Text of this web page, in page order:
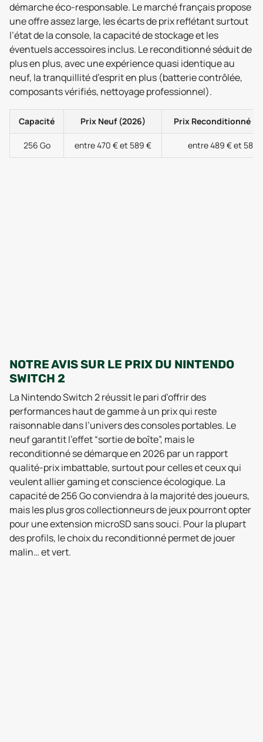
démarche éco-responsable. Le marché français propose
une offre assez large, les écarts de prix reflétant surtout
l’état de la console, la capacité de stockage et les
éventuels accessoires inclus. Le reconditionné séduit de
plus en plus, avec une expérience quasi identique au
neuf, la tranquillité d’esprit en plus (batterie contrôlée,
composants vérifiés, nettoyage professionnel).
Capacité Prix Neuf (2026) Prix Reconditionné
256 Go entre 470 € et 589 € entre 489 € et 589
NOTRE AVIS SUR LE PRIX DU NINTENDO
SWITCH 2
La Nintendo Switch 2 réussit le pari d’offrir des
performances haut de gamme à un prix qui reste
raisonnable dans l’univers des consoles portables. Le
neuf garantit l’effet “sortie de boîte”, mais le
reconditionné se démarque en 2026 par un rapport
qualité-prix imbattable, surtout pour celles et ceux qui
veulent allier gaming et conscience écologique. La
capacité de 256 Go conviendra à la majorité des joueurs,
mais les plus gros collectionneurs de jeux pourront opter
pour une extension microSD sans souci. Pour la plupart
des profils, le choix du reconditionné permet de jouer
malin… et vert.